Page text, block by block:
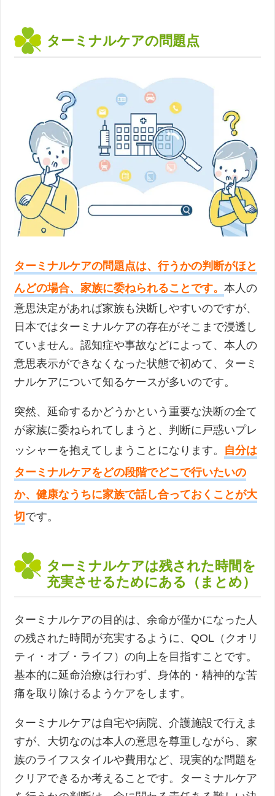
ターミナルケアの問題点
ターミナルケアの問題点は、行うかの判断がほと
んどの場合、家族に委ねられることです。本人の
意思決定があれば家族も決断しやすいのですが、
日本ではターミナルケアの存在がそこまで浸透し
ていません。認知症や事故などによって、本人の
意思表示ができなくなった状態で初めて、ターミ
ナルケアについて知るケースが多いのです。
突然、延命するかどうかという重要な決断の全て
が家族に委ねられてしまうと、判断に戸惑いプレ
ッシャーを抱えてしまうことになります。 自分は
ターミナルケアをどの段階でどこで行いたいの
か、健康なうちに家族で話し合っておくことが大
切 です。
ターミナルケアは残された時間を
充実させるためにある（まとめ）
ターミナルケアの目的は、余命が僅かになった人
の残された時間が充実するように、QOL（クオリ
ティ・オブ・ライフ）の向上を目指すことです。
基本的に延命治療は行わず、身体的・精神的な苦
痛を取り除けるようケアをします。
ターミナルケアは自宅や病院、介護施設で行えま
すが、大切なのは本人の意思を尊重しながら、家
族のライフスタイルや費用など、現実的な問題を
クリアできるか考えることです。ターミナルケア